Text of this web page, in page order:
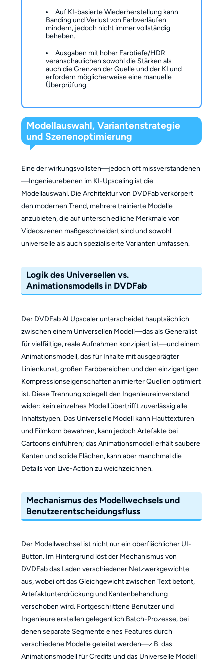
Auf KI-basierte Wiederherstellung kann
Banding und Verlust von Farbverläufen
mindern, jedoch nicht immer vollständig
beheben.
Ausgaben mit hoher Farbtiefe/HDR
veranschaulichen sowohl die Stärken als
auch die Grenzen der Quelle und der KI und
erfordern möglicherweise eine manuelle
Überprüfung.
Modellauswahl, Variantenstrategie
und Szenenoptimierung
Eine der wirkungsvollsten—jedoch oft missverstandenen
—Ingenieurebenen im KI-Upscaling ist die
Modellauswahl. Die Architektur von DVDFab verkörpert
den modernen Trend, mehrere trainierte Modelle
anzubieten, die auf unterschiedliche Merkmale von
Videoszenen maßgeschneidert sind und sowohl
universelle als auch spezialisierte Varianten umfassen.
Logik des Universellen vs.
Animationsmodells in DVDFab
Der DVDFab AI Upscaler unterscheidet hauptsächlich
zwischen einem Universellen Modell—das als Generalist
für vielfältige, reale Aufnahmen konzipiert ist—und einem
Animationsmodell, das für Inhalte mit ausgeprägter
Linienkunst, großen Farbbereichen und den einzigartigen
Kompressionseigenschaften animierter Quellen optimiert
ist. Diese Trennung spiegelt den Ingenieureinverstand
wider: kein einzelnes Modell übertrifft zuverlässig alle
Inhaltstypen. Das Universelle Modell kann Hauttexturen
und Filmkorn bewahren, kann jedoch Artefakte bei
Cartoons einführen; das Animationsmodell erhält saubere
Kanten und solide Flächen, kann aber manchmal die
Details von Live-Action zu weichzeichnen.
Mechanismus des Modellwechsels und
Benutzerentscheidungsfluss
Der Modellwechsel ist nicht nur ein oberflächlicher UI-
Button. Im Hintergrund löst der Mechanismus von
DVDFab das Laden verschiedener Netzwerkgewichte
aus, wobei oft das Gleichgewicht zwischen Text betont,
Artefaktunterdrückung und Kantenbehandlung
verschoben wird. Fortgeschrittene Benutzer und
Ingenieure erstellen gelegentlich Batch-Prozesse, bei
denen separate Segmente eines Features durch
verschiedene Modelle geleitet werden—z.B. das
Animationsmodell für Credits und das Universelle Modell